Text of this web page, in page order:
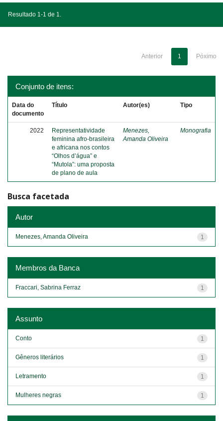
Resultado 1-1 de 1.
Anterior 1 Póximo
Conjunto de itens:
Data do
documento
Título Autor(es) Tipo
2022
Representatividade
feminina afro-brasileira
e africana nos contos
“Olhos d’água” e
“Mutola”: uma proposta
de plano de aula
Menezes,
Amanda Oliveira
Monografia
Busca facetada
Autor
1
Menezes, Amanda Oliveira
Membros da Banca
1
Fraccari, Sabrina Ferraz
Assunto
1
Conto
1
Gêneros literários
1
Letramento
1
Mulheres negras